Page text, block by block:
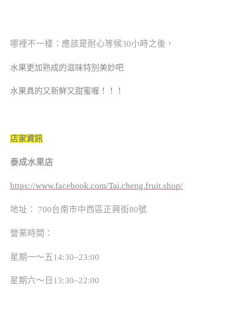
哪裡不一樣：應該是耐心等候30小時之後，
水果更加熟成的滋味特別美妙吧
水果真的又新鮮又甜蜜喔！！！
店家資訊
泰成水果店
https://www.facebook.com/Tai.cheng.fruit.shop/
地址： 700台南市中西區正興街80號
營業時間：
星期一～五 14:30–23:00
星期六～日 13:30–22:00